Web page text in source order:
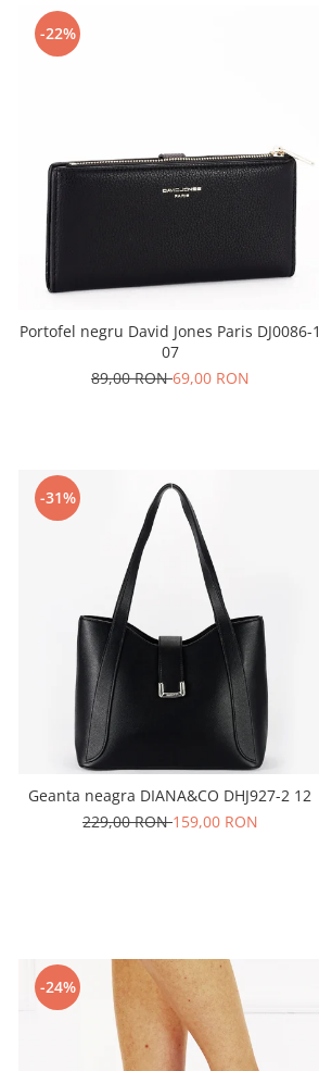
-22%
Portofel negru David Jones Paris DJ0086-1
07
89,00 RON69,00 RON
-31%
Geanta neagra DIANA&CO DHJ927-2 12
229,00 RON159,00 RON
-24%